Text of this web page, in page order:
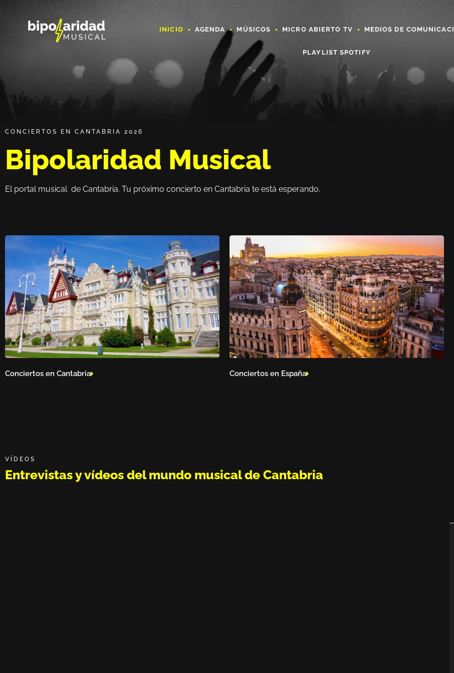
INICIO AGENDA MÚSICOS MICRO ABIERTO TV MEDIOS DE
PLAYLIST SPOTIFY
CONCIERTOS EN CANTABRIA 2026
Bipolaridad Musical
El portal musical de Cantabria. Tu próximo concierto en Cantabria te está esperando.
Conciertos en Cantabria Conciertos en España
VÍDEOS
Entrevistas y vídeos del mundo musical de Cantabria